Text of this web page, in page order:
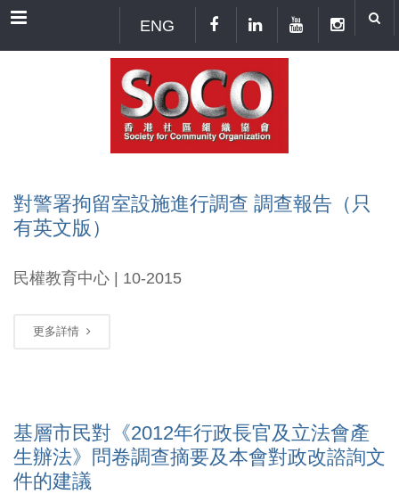
Menu ENG
對警署拘留室設施進行調查 調查報告（只
有英文版）
民權教育中心 | 10-2015
更多詳情
基層市民對《2012年行政長官及立法會產
生辦法》問卷調查摘要及本會對政改諮詢文
件的建議